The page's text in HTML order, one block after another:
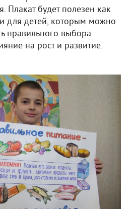
Плакат будет полезен как
для детей, которым можно
правильного выбора
на рост и развитие.